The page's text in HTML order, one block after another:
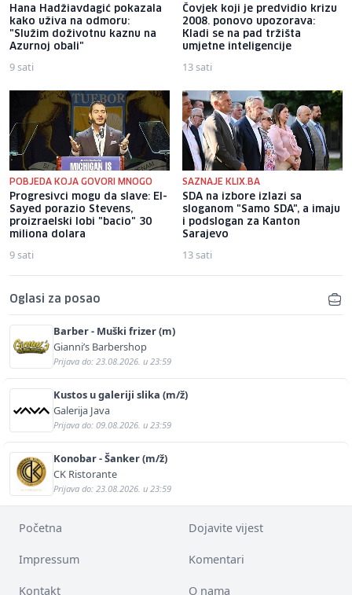
Hana Hadžiavdagić pokazala
kako uživa na odmoru:
"Služim doživotnu kaznu na
Azurnoj obali"
9 sati
Čovjek koji je predvidio krizu
2008. ponovo upozorava:
Kladi se na pad tržišta
umjetne inteligencije
13 sati
POBJEDA KOJA GOVORI MNOGO
Progresivci mogu da slave: El-
Sayed porazio Stevens,
proizraelski lobi "bacio" 30
miliona dolara
9 sati
SAZNAJE KLIX.BA
SDA na izbore izlazi sa
sloganom "Samo SDA", a imaju
i podslogan za Kanton
Sarajevo
13 sati
Oglasi za posao
Barber - Muški frizer (m)
Gianni’s Barbershop
Prijava do: 23.08.2026. u 23:59
Kustos u galeriji slika (m/ž)
Galerija Java
Prijava do: 09.08.2026. u 23:59
Konobar - Šanker (m/ž)
CK Ristorante
Prijava do: 23.08.2026. u 23:59
Početna Dojavite vijest
Impressum Komentari
Kontakt O nama